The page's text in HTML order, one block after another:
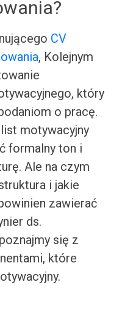
CV
, Kolejnym
który
o pracę.
motywacyjny
formalny ton i
Ale na czym
i jakie
zawierać
ds.
się z
które